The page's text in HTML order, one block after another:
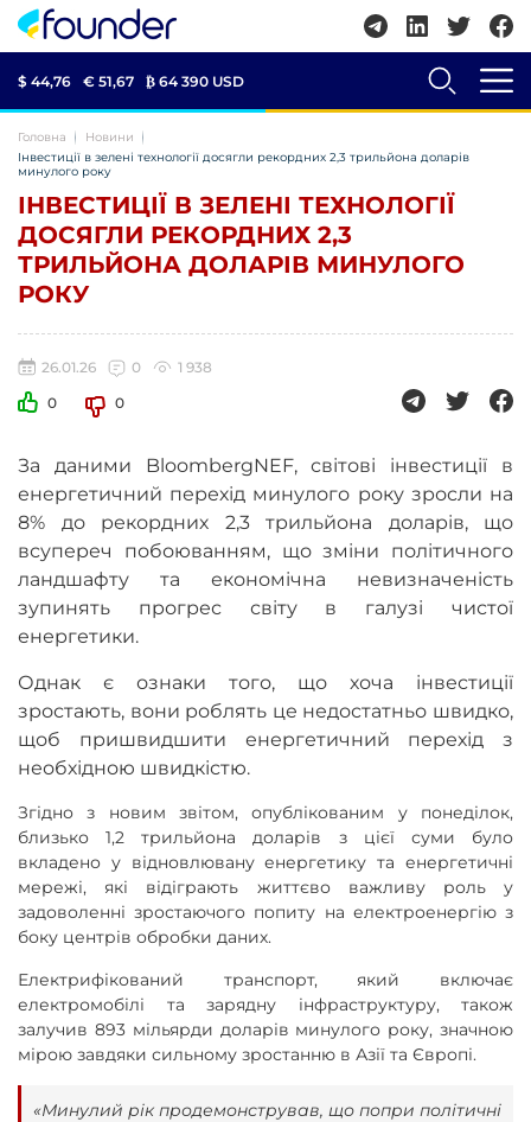
$ 44,76 € 51,67 ₿ 64 390 USD
Головна
Новини
Інвестиції в зелені технології досягли рекордних 2,3 трильйона доларів
минулого року
ІНВЕСТИЦІЇ В ЗЕЛЕНІ ТЕХНОЛОГІЇ
ДОСЯГЛИ РЕКОРДНИХ 2,3
ТРИЛЬЙОНА ДОЛАРІВ МИНУЛОГО
РОКУ
26.01.26 0
1 938
0
0
За даними BloombergNEF, світові інвестиції в
енергетичний перехід минулого року зросли на
8% до рекордних 2,3 трильйона доларів, що
всупереч побоюванням, що зміни політичного
ландшафту та економічна невизначеність
зупинять прогрес світу в галузі чистої
енергетики.
Однак є ознаки того, що хоча інвестиції
зростають, вони роблять це недостатньо швидко,
щоб пришвидшити енергетичний перехід з
необхідною швидкістю.
Згідно з новим звітом, опублікованим у понеділок,
близько 1,2 трильйона доларів з цієї суми було
вкладено у відновлювану енергетику та енергетичні
мережі, які відіграють життєво важливу роль у
задоволенні зростаючого попиту на електроенергію з
боку центрів обробки даних.
Електрифікований транспорт, який включає
електромобілі та зарядну інфраструктуру, також
залучив 893 мільярди доларів минулого року, значною
мірою завдяки сильному зростанню в Азії та Європі.
«Минулий рік продемонстрував, що попри політичні